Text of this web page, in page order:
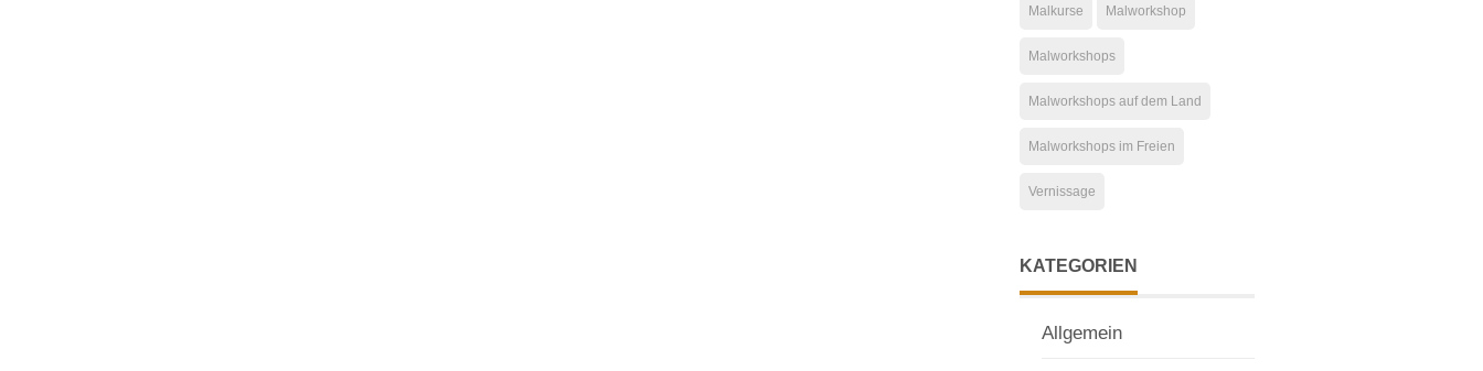
Malkurse Malworkshop
Malworkshops
Malworkshops auf dem Land
Malworkshops im Freien
Vernissage
KATEGORIEN
Allgemein